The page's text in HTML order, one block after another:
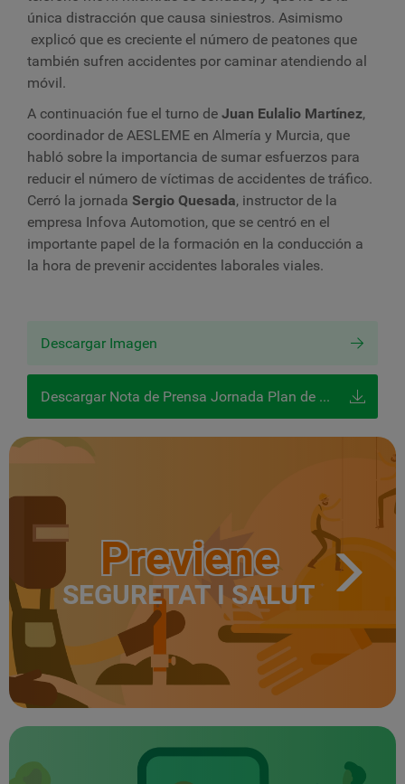
única distracción que causa siniestros. Asimismo
explicó que es creciente el número de peatones que
también sufren accidentes por caminar atendiendo al
móvil.
A continuación fue el turno de Juan Eulalio Martínez,
coordinador de AESLEME en Almería y Murcia, que
habló sobre la importancia de sumar esfuerzos para
reducir el número de víctimas de accidentes de tráfico.
Cerró la jornada Sergio Quesada, instructor de la
empresa Infova Automotion, que se centró en el
importante papel de la formación en la conducción a
la hora de prevenir accidentes laborales viales.
Descargar Imagen
Descargar Nota de Prensa Jornada Plan de Choque Junta Andalucía Almería
Previene
SEGURETAT I SALUT